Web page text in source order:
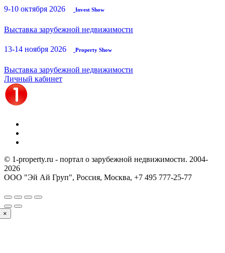
9-10 октября 2026 Invest Show
Выставка зарубежной недвижимости
13-14 ноября 2026 Property Show
Выставка зарубежной недвижимости
Личный кабинет
© 1-property.ru - портал о зарубежной недвижимости. 2004-
2026
ООО "Эй Ай Груп", Россия, Москва, +7 495 777-25-77
×